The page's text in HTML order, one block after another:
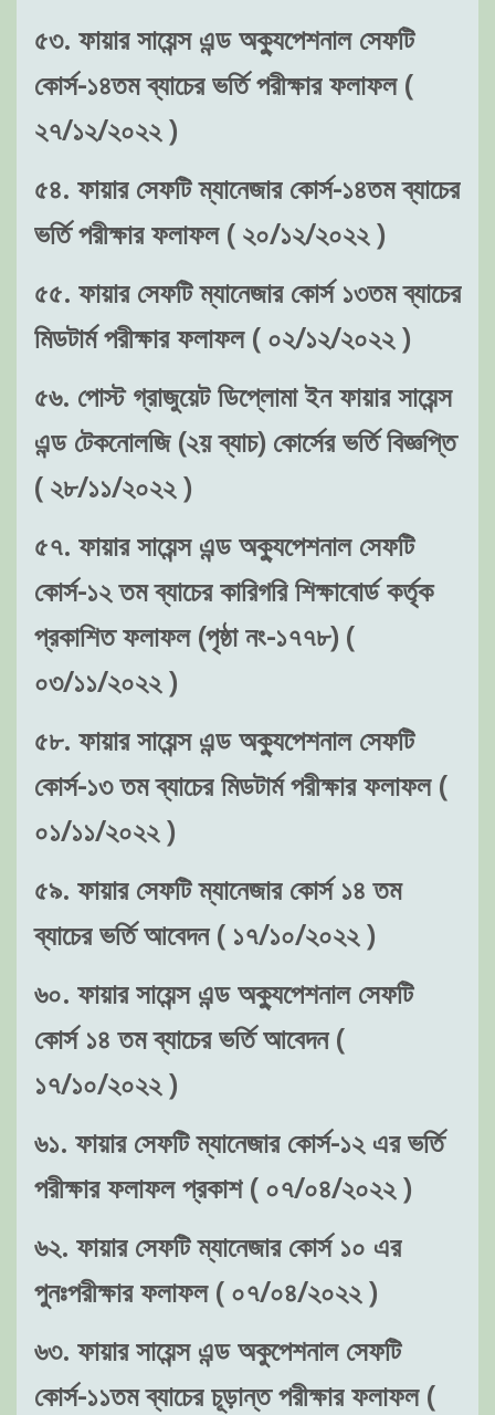
৫৩. ফায়ার সায়েন্স এন্ড অক্যুপেশনাল সেফটি
কোর্স-১৪তম ব্যাচের ভর্তি পরীক্ষার ফলাফল (
২৭/১২/২০২২ )
৫৪. ফায়ার সেফটি ম্যানেজার কোর্স-১৪তম ব্যাচের
ভর্তি পরীক্ষার ফলাফল ( ২০/১২/২০২২ )
৫৫. ফায়ার সেফটি ম্যানেজার কোর্স ১৩তম ব্যাচের
মিডটার্ম পরীক্ষার ফলাফল ( ০২/১২/২০২২ )
৫৬. পোস্ট গ্রাজুয়েট ডিপ্লোমা ইন ফায়ার সায়েন্স
এন্ড টেকনোলজি (২য় ব্যাচ) কোর্সের ভর্তি বিজ্ঞপ্তি
( ২৮/১১/২০২২ )
৫৭. ফায়ার সায়েন্স এন্ড অক্যুপেশনাল সেফটি
কোর্স-১২ তম ব্যাচের কারিগরি শিক্ষাবোর্ড কর্তৃক
প্রকাশিত ফলাফল (পৃষ্ঠা নং-১৭৭৮) (
০৩/১১/২০২২ )
৫৮. ফায়ার সায়েন্স এন্ড অক্যুপেশনাল সেফটি
কোর্স-১৩ তম ব্যাচের মিডটার্ম পরীক্ষার ফলাফল (
০১/১১/২০২২ )
৫৯. ফায়ার সেফটি ম্যানেজার কোর্স ১৪ তম
ব্যাচের ভর্তি আবেদন ( ১৭/১০/২০২২ )
৬০. ফায়ার সায়েন্স এন্ড অক্যুপেশনাল সেফটি
কোর্স ১৪ তম ব্যাচের ভর্তি আবেদন (
১৭/১০/২০২২ )
৬১. ফায়ার সেফটি ম্যানেজার কোর্স-১২ এর ভর্তি
পরীক্ষার ফলাফল প্রকাশ ( ০৭/০৪/২০২২ )
৬২. ফায়ার সেফটি ম্যানেজার কোর্স ১০ এর
পুনঃপরীক্ষার ফলাফল ( ০৭/০৪/২০২২ )
৬৩. ফায়ার সায়েন্স এন্ড অকুপেশনাল সেফটি
কোর্স-১১তম ব্যাচের চূড়ান্ত পরীক্ষার ফলাফল (